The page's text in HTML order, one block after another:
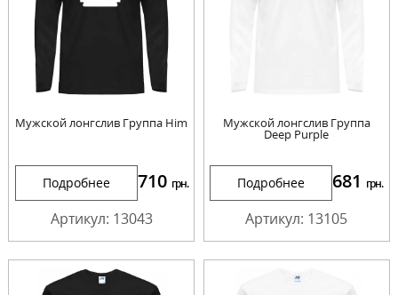
Мужской лонгслив Группа Him
Подробнее 710 грн.
Артикул: 13043
Мужской лонгслив Группа
Deep Purple
Подробнее 681 грн.
Артикул: 13105